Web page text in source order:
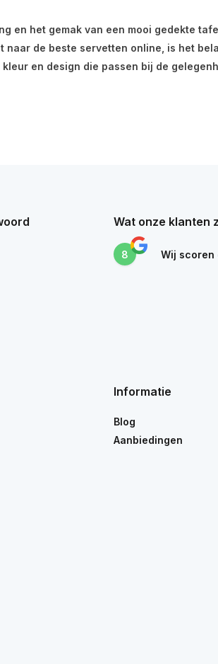
het gemak van een mooi gedekte
de beste servetten online, is het
en design die passen bij de
Wat onze klanten
8 Wij scoren
Informatie
Blog
Aanbiedingen